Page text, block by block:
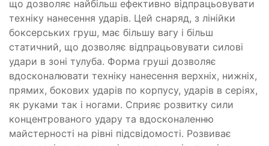
що дозволяє найбільш ефективно відпрацьовувати
техніку нанесення ударів. Цей снаряд, з лінійки
боксерських груш, має більшу вагу і більш
статичний, що дозволяє відпрацьовувати силові
удари в зоні тулуба. Форма груші дозволяє
вдосконалювати техніку нанесення верхніх, нижніх,
прямих, бокових ударів по корпусу, ударів в серіях,
як руками так і ногами. Сприяє розвитку сили
концентрованого удару та вдосконаленню
майстерності на рівні підсвідомості. Розвиває